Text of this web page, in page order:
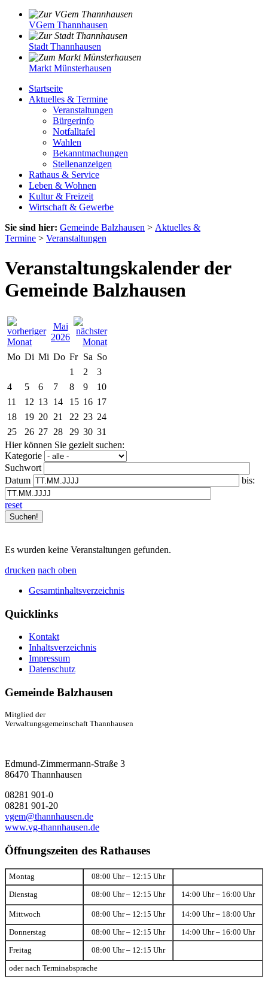
VGem Thannhausen
Stadt Thannhausen
Markt Münsterhausen
Startseite
Aktuelles & Termine
Veranstaltungen
Bürgerinfo
Notfalltafel
Wahlen
Bekanntmachungen
Stellenanzeigen
Rathaus & Service
Leben & Wohnen
Kultur & Freizeit
Wirtschaft & Gewerbe
Sie sind hier: Gemeinde Balzhausen > Aktuelles &
Termine > Veranstaltungen
Veranstaltungskalender der
Gemeinde Balzhausen
Mai
2026
Mo Di Mi Do Fr Sa So
1
2
3
4
5 6 7 8 9
10
11
12 13 14 15 16 17
18
19 20 21 22 23 24
25
26 27 28 29 30 31
Hier können Sie gezielt suchen:
Kategorie
Suchwort
Datum
bis:
reset
Es wurden keine Veranstaltungen gefunden.
drucken nach oben
Gesamtinhaltsverzeichnis
Quicklinks
Kontakt
Inhaltsverzeichnis
Impressum
Datenschutz
Gemeinde Balzhausen
Mitglied der
Verwaltungsgemeinschaft Thannhausen
Edmund-Zimmermann-Straße 3
86470 Thannhausen
08281 901-0
08281 901-20
vgem@thannhausen.de
www.vg-thannhausen.de
Öffnungszeiten des Rathauses
Montag 08:00 Uhr – 12:15 Uhr
Dienstag 08:00 Uhr – 12:15 Uhr 14:00 Uhr – 16:00 Uhr
Mittwoch 08:00 Uhr – 12:15 Uhr 14:00 Uhr – 18:00 Uhr
Donnerstag 08:00 Uhr – 12:15 Uhr 14:00 Uhr – 16:00 Uhr
Freitag 08:00 Uhr – 12:15 Uhr
oder nach Terminabsprache